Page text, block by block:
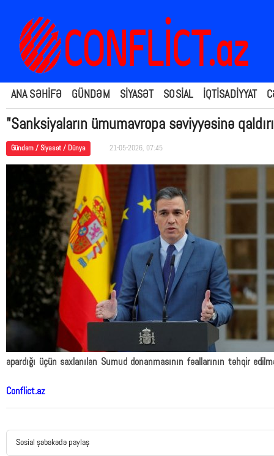
ANA SƏHİFƏ GÜNDƏM SİYASƏT SOSİAL İQTİSADİYYAT
"Sanksiyaların ümumavropa səviyyəsinə
Gündəm / Siyasət / Dünya 21-05-2026, 07:45
apardığı üçün saxlanılan Sumud donanmasının fəallarının təhqir
Conflict.az
Sosial şəbəkədə paylaş